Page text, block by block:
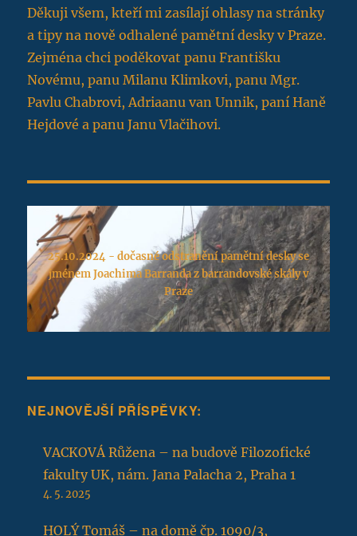
Děkuji všem, kteří mi zasílají ohlasy na stránky
a tipy na nově odhalené pamětní desky v Praze.
Zejména chci poděkovat panu Františku
Novému, panu Milanu Klimkovi, panu Mgr.
Pavlu Chabrovi, Adriaanu van Unnik, paní Haně
Hejdové a panu Janu Vlačihovi.
25.10.2024 - dočasné odstranění pamětní desky se
jménem Joachima Barranda z barrandovské skály v
Praze
NEJNOVĚJŠÍ PŘÍSPĚVKY:
VACKOVÁ Růžena – na budově Filozofické
fakulty UK, nám. Jana Palacha 2, Praha 1
4. 5. 2025
HOLÝ Tomáš – na domě čp. 1090/3,